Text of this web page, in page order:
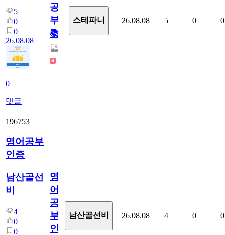
5
0
0
26.08.08
0
댓글
공
부!
📚
스테파니 26.08.08 5 0 0
196753
영어공부
인증
남산골선
비
4
0
0
영
어
공
부
인
남산골선비 26.08.08 4 0 0